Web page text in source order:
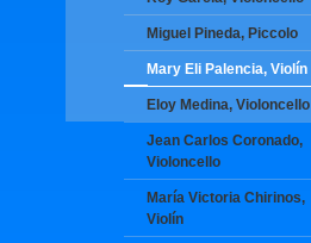
Miguel Pineda, Piccolo
Mary Eli Palencia, Violín
Eloy Medina, Violoncello
Jean Carlos Coronado,
Violoncello
María Victoria Chirinos,
Violín